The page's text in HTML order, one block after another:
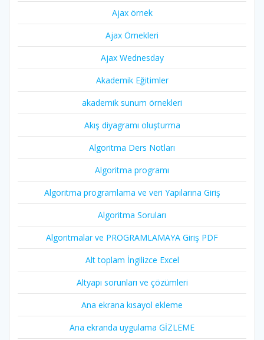
Ajax örnek
Ajax Örnekleri
Ajax Wednesday
Akademik Eğitimler
akademik sunum örnekleri
Akış diyagramı oluşturma
Algoritma Ders Notları
Algoritma programı
Algoritma programlama ve veri Yapılarına Giriş
Algoritma Soruları
Algoritmalar ve PROGRAMLAMAYA Giriş PDF
Alt toplam İngilizce Excel
Altyapı sorunları ve çözümleri
Ana ekrana kısayol ekleme
Ana ekranda uygulama GİZLEME